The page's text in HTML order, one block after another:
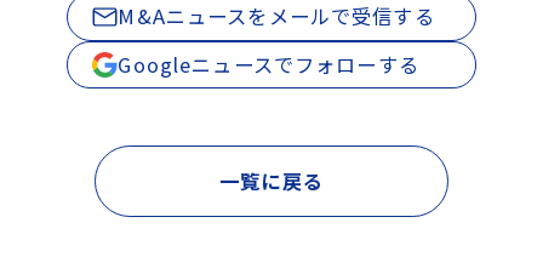
M&Aニュースをメールで受信する
Googleニュースでフォローする
一覧に戻る